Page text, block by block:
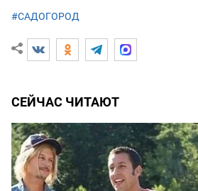
#САДОГОРОД
СЕЙЧАС ЧИТАЮТ